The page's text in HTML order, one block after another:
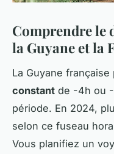
Comprendre le
la Guyane et la
La Guyane
constant de -4h ou
période. En 2024,
selon ce fuseau
Vous planifiez un